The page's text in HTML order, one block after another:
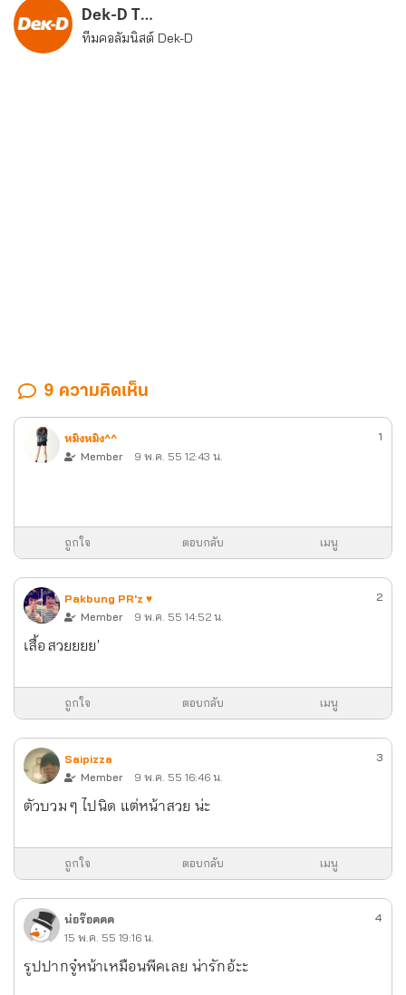
Dek-D Team
ทีมคอลัมนิสต์ Dek-D
9 ความคิดเห็น
หมิงหมิง^^
Member
9 พ.ค. 55 12:43 น.
1
ถูกใจ ตอบกลับ เมนู
Pakbung PR'z ♥
Member
9 พ.ค. 55 14:52 น.
2
เสื้อสวยยยย'
ถูกใจ ตอบกลับ เมนู
Saipizza
Member
9 พ.ค. 55 16:46 น.
3
ตัวบวม ๆ ไปนิด แต่หน้าสวย น่ะ
ถูกใจ ตอบกลับ เมนู
น่อร๊อคคค
15 พ.ค. 55 19:16 น.
4
รูปปากจู๋หน้าเหมือนพีคเลย น่ารักอ้ะะ